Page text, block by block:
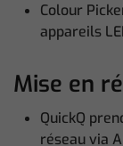
Colour
appareils
Mise en
QuickQ
réseau via